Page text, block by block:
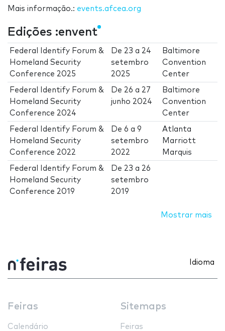
Mais informação.: events.afcea.org
Edições :envent
Federal Identify Forum &
Homeland Security
Conference 2025
De 23 a 24
setembro
2025
Baltimore
Convention
Center
Federal Identify Forum &
Homeland Security
Conference 2024
De 26 a 27
junho 2024
Baltimore
Convention
Center
Federal Identify Forum &
Homeland Security
Conference 2022
De6 a9
setembro
2022
Atlanta
Marriott
Marquis
Federal Identify Forum &
Homeland Security
Conference 2019
De 23 a 26
setembro
2019
Mostrar mais
Idioma
Feiras
Calendário
Sitemaps
Feiras